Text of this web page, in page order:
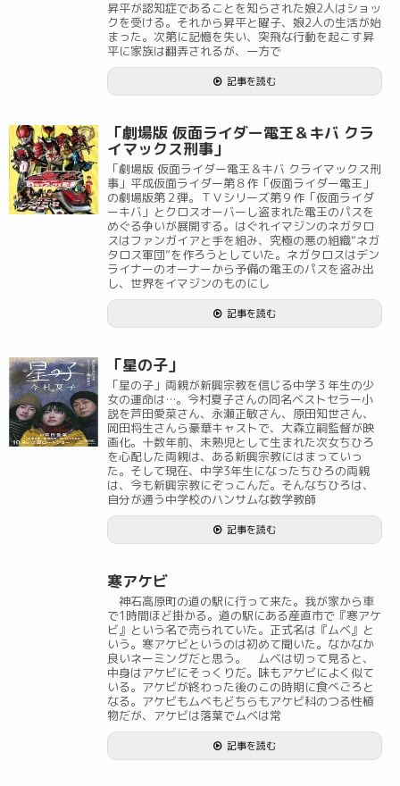
昇平が認知症であることを知らされた娘2人はショッ
クを受ける。それから昇平と曜子、娘2人の生活が始
まった。次第に記憶を失い、突飛な行動を起こす昇
平に家族は翻弄されるが、一方で
記事を読む
「劇場版 仮面ライダー電王＆キバ クラ
イマックス刑事」
「劇場版 仮面ライダー電王＆キバ クライマックス刑
事」平成仮面ライダー第８作「仮面ライダー電王」
の劇場版第２弾。ＴＶシリーズ第９作「仮面ライダ
ーキバ」とクロスオーバーし盗まれた電王のパスを
めぐる争いが展開する。はぐれイマジンのネガタロ
スはファンガイアと手を組み、究極の悪の組織“ネガ
タロス軍団”を作ろうとしていた。ネガタロスはデン
ライナーのオーナーから予備の電王のパスを盗み出
し、世界をイマジンのものにし
記事を読む
「星の子」
「星の子」両親が新興宗教を信じる中学３年生の少
女の運命は…。今村夏子さんの同名ベストセラー小
説を芦田愛菜さん、永瀬正敏さん、原田知世さん、
岡田将生さんら豪華キャストで、大森立嗣監督が映
画化。十数年前、未熟児として生まれた次女ちひろ
を心配した両親は、ある新興宗教にはまっていっ
た。そして現在、中学3年生になったちひろの両親
は、今も新興宗教にぞっこんだ。そんなちひろは、
自分が通う中学校のハンサムな数学教師
記事を読む
寒アケビ
神石高原町の道の駅に行って来た。我が家から車
で1時間ほど掛かる。道の駅にある産直市で『寒アケ
ビ』という名で売られていた。正式名は『ムベ』と
いう。寒アケビというのは初めて聞いた。なかなか
良いネーミングだと思う。 ムベは切って見ると、
中身はアケビにそっくりだ。味もアケビによく似て
いる。アケビが終わった後のこの時期に食べごろと
なる。アケビもムベもどちらもアケビ科のつる性植
物だが、アケビは落葉でムベは常
記事を読む